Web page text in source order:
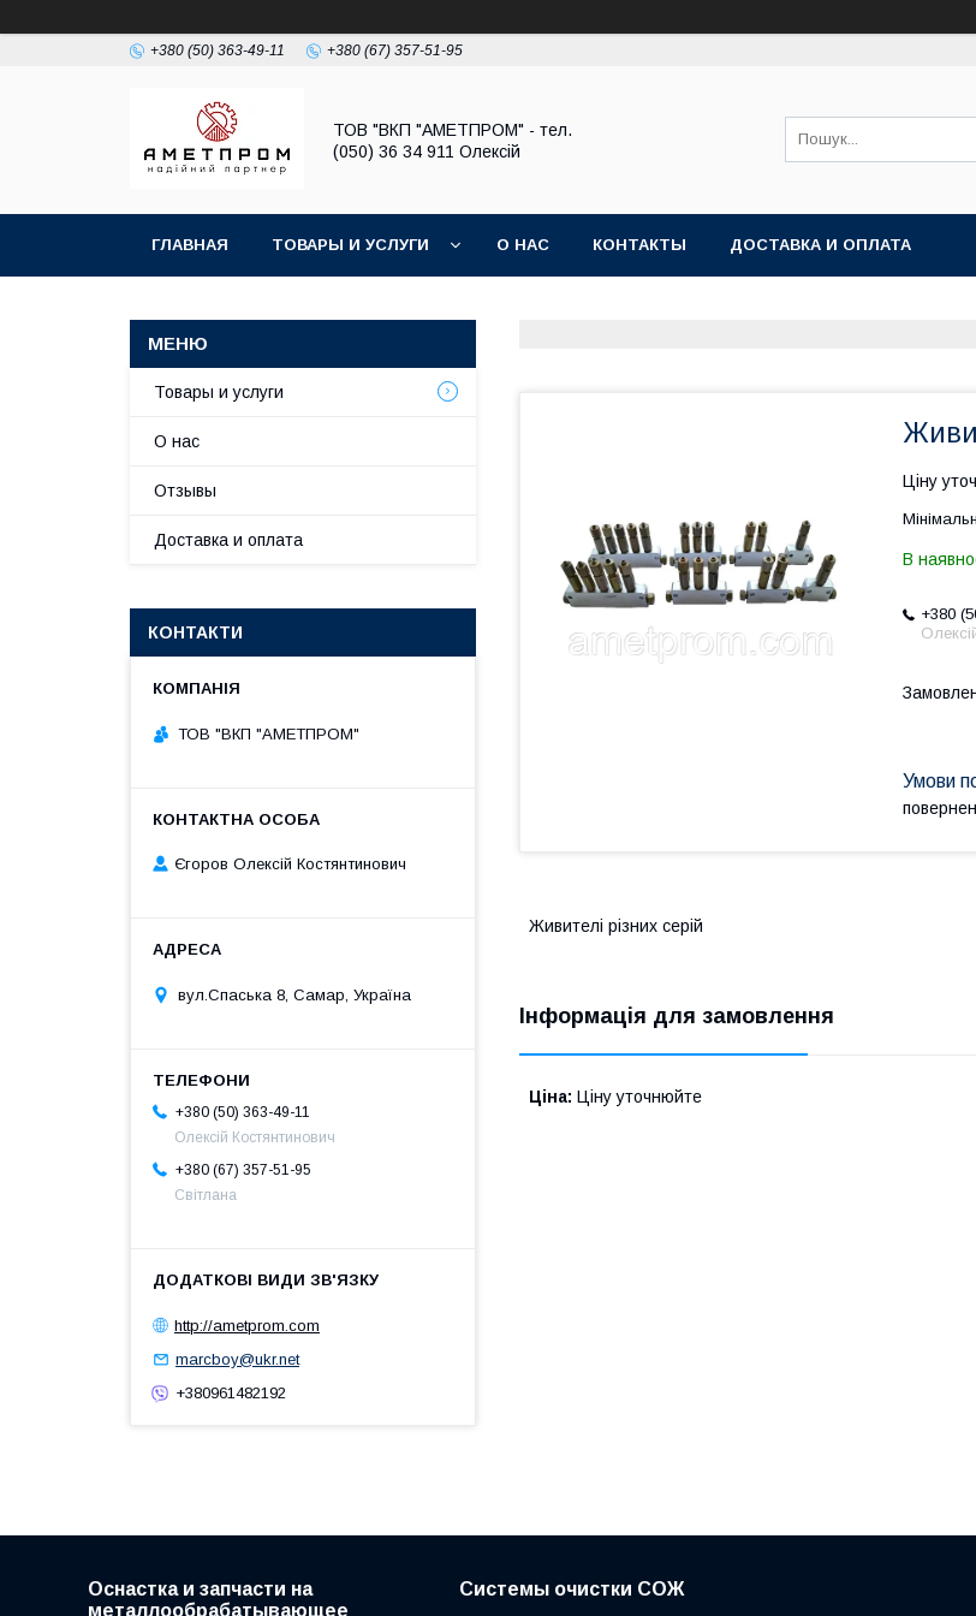
+380 (50) 363-49-11 +380 (67) 357-51-95
ТОВ "ВКП "АМЕТПРОМ" - тел.
(050) 36 34 911 Олексій
ГЛАВНАЯ ТОВАРЫ И УСЛУГИ О НАС КОНТАКТЫ ДОСТАВКА И ОПЛАТА
Ціну
В
+380
Живителі різних серій
Інформація для замовлення
Ціна: Ціну уточнюйте
Товары и услуги
О нас
Отзывы
Доставка и оплата
КОНТАКТИ
ТОВ "ВКП "АМЕТПРОМ"
Єгоров Олексій Костянтинович
вул.Спаська 8, Самар, Україна
+380 (50) 363-49-11
Олексій Костянтинович
+380 (67) 357-51-95
Світлана
http://ametprom.com
marcboy@ukr.net
+380961482192
Оснастка и запчасти на
металлообрабатывающее
Системы очистки СОЖ